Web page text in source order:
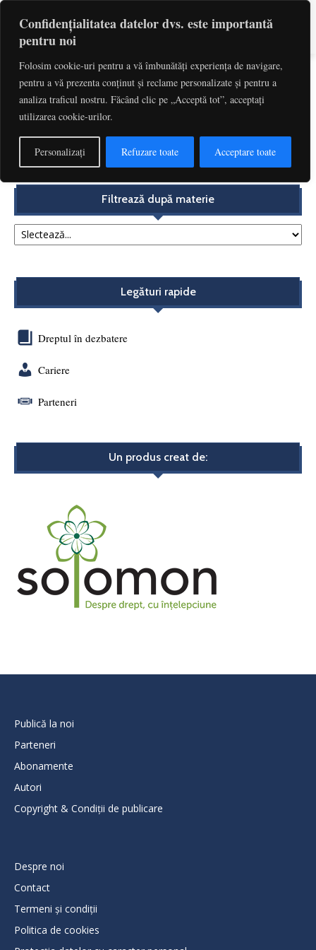
Confidențialitatea datelor dvs. este importantă
pentru noi
Folosim cookie-uri pentru a vă îmbunătăți experiența de navigare,
pentru a vă prezenta conținut și reclame personalizate și pentru a
analiza traficul nostru. Făcând clic pe „Acceptă tot”, acceptați
utilizarea cookie-urilor.
Personalizați Refuzare toate Acceptare toate
Etichetă: Efectele Contractului
Lumina vine de la Apus? Aplicarea în timp a
Ordonanței de urgență a Guvernului...
Redactia - decembrie 4, 2017
Filtrează după materie
Legături rapide
Dreptul în dezbatere
Cariere
Parteneri
Un produs creat de:
Publică la noi
Parteneri
Abonamente
Autori
Copyright & Condiții de publicare
Despre noi
Contact
Termeni și condiții
Politica de cookies